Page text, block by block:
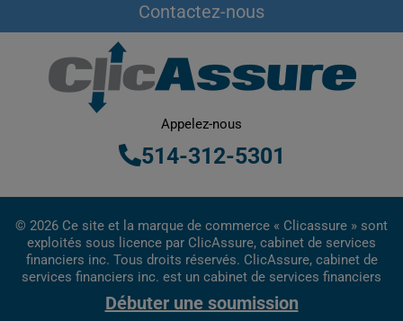
Débuter une soumission
Contactez-nous
Appelez-nous
514-312-5301
© 2026 Ce site et la marque de commerce « Clicassure » sont
exploités sous licence par ClicAssure, cabinet de services
financiers inc. Tous droits réservés. ClicAssure, cabinet de
services financiers inc. est un cabinet de services financiers
inscrit au Québec.